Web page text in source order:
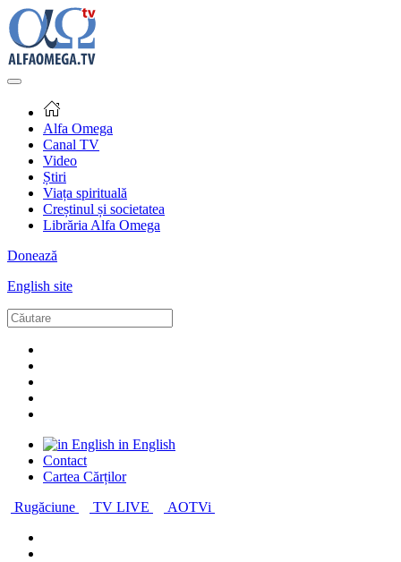
Alfa Omega
Canal TV
Video
Știri
Viața spirituală
Creștinul și societatea
Librăria Alfa Omega
Donează
English site
in English
Contact
Cartea Cărților
Rugăciune
TV LIVE AOTVi